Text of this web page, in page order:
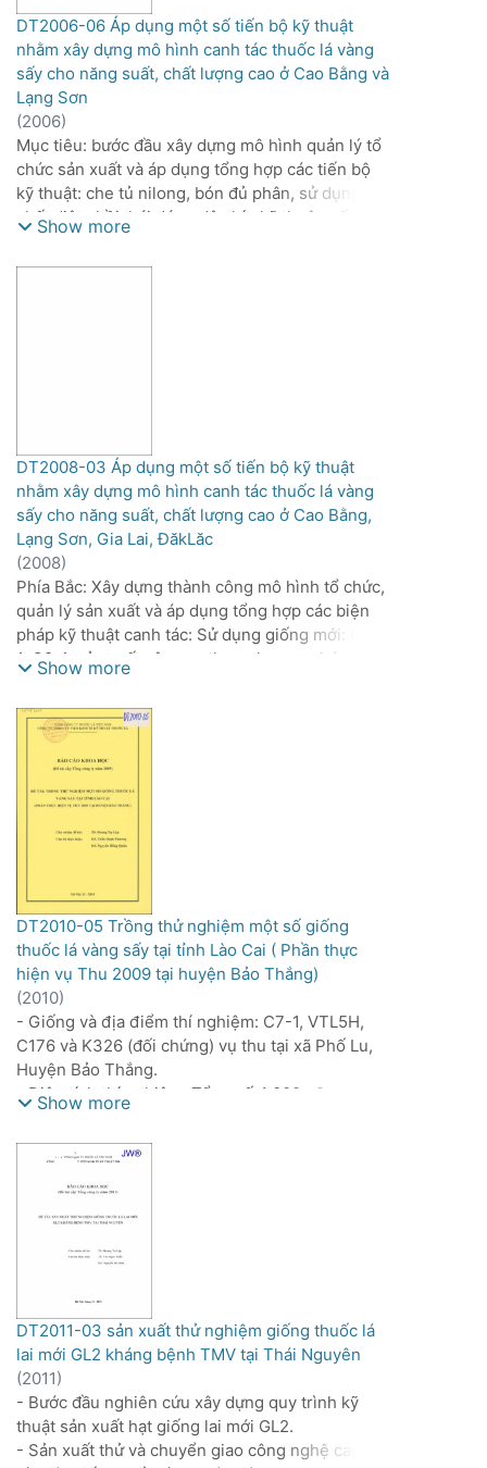
DT2006-06 Áp dụng một số tiến bộ kỹ thuật
nhằm xây dựng mô hình canh tác thuốc lá vàng
sấy cho năng suất, chất lượng cao ở Cao Bằng và
Lạng Sơn
(2006)
Mục tiêu: bước đầu xây dựng mô hình quản lý tổ
chức sản xuất và áp dụng tổng hợp các tiến bộ
kỹ thuật: che tủ nilong, bón đủ phân, sử dụng
chất diệt chồi, hái đúng độ chín kỹ thuật, sấy
đúng thời gian quy định, phân cấp theo 17 cấp...
nhằm tăng năng suất, chất lượng thuốc lá tại Cao
Show more
DT2008-03 Áp dụng một số tiến bộ kỹ thuật
nhằm xây dựng mô hình canh tác thuốc lá vàng
sấy cho năng suất, chất lượng cao ở Cao Bằng,
Lạng Sơn, Gia Lai, ĐăkLăc
(2008)
Phía Bắc: Xây dựng thành công mô hình tổ chức,
quản lý sản xuất và áp dụng tổng hợp các biện
pháp kỹ thuật canh tác: Sử dụng giống mới: C7-
1, C9-1, sản xuất cây con theo phương pháp khay
lỗ, che tủ nilon, bón đạm phân, tưới nước chủ
động cho cây. Hái đúng độ chín kỹ thuật, sấy
đúng thời gian qui định, phân loại theo 17 cấp.
- Phía Nam: Xây dựng được mô hình tổ chức
quản lý sản xuất thuốc lá nguyên liệu và áp dụng
tổng hợp các tiến bộ kỹ thuật: Sử dụng giống
C7-1, C9-1, K326. Sử dụng phân hỗn hợp của
Trung Quốc, con Cò chuyên dùng cho cây thuốc
Humatte, trong canh tác thuốc lá cho năng suất,
chất lượng cao tại vùng Đắk Lắk. Thử nghiệm lò
sấy sử dụng hệ thống dẫn nhiệt bằng ống bê
tông đúc sẵn, trồng thử nghiệm 2 giống C7-1,
C9-1 tại Gia Lai. Đánh giá hiệu quả của mô hình
áp dụng tổng hợp các tiến bộ kỹ thuật vào sản
xuất nguyên liệu.
Show more
DT2010-05 Trồng thử nghiệm một số giống
thuốc lá vàng sấy tại tỉnh Lào Cai ( Phần thực
hiện vụ Thu 2009 tại huyện Bảo Thắng)
(2010)
- Giống và địa điểm thí nghiệm: C7-1, VTL5H,
C176 và K326 (đối chứng) vụ thu tại xã Phố Lu,
Huyện Bảo Thắng.
- Diện tích thí nghiệm: Tổng số 4.000m2.
+ Thí nghiệm ô nhỏ: 1.000m2. Mỗi ô thí nghiệm
có kích thước: 3 x 20m, mỗi công thức lặp lại 3
- Diện tích của mỗi công thức: 60m2 x 3 lần lặp
lại = 180m2.
720m2, nếu kể dải bảo vệ là: 1.000m2.
bảo vệ).
- Ruộng 1: Diện tích 1.000m2, trong đó: 500m2
C7-1, 500m2 K326.
- Ruộng 2: Diện tích 1.000m2, trong đó: 500m2
VTL5H, 500m2 K326.
- Ruộng 3: Diện tích 1.000m2, trong đó: 500m2
C176, 500m2 K326.
Show more
DT2011-03 sản xuất thử nghiệm giống thuốc lá
lai mới GL2 kháng bệnh TMV tại Thái Nguyên
(2011)
- Bước đầu nghiên cứu xây dựng quy trình kỹ
thuật sản xuất hạt giống lai mới GL2.
- Sản xuất thử và chuyển giao công nghệ canh